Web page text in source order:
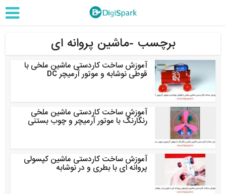
برچسب -ماشین پروانه ای
آموزش ساخت کاردستی ماشین ملخی با
قوطی نوشابه و موتور آرمیچر DC
آموزش ساخت کاردستی ماشین ملخی
رنگارنگ با موتور آرمیچر و چوب بستنی
آموزش ساخت کاردستی ماشین کپسولی
پروانه ای با بطری و در نوشابه